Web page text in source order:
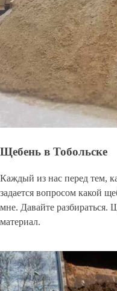
Щебень в Тобольске
Каждый из нас перед тем,
задается вопросом какой
мне. Давайте разбираться.
материал.